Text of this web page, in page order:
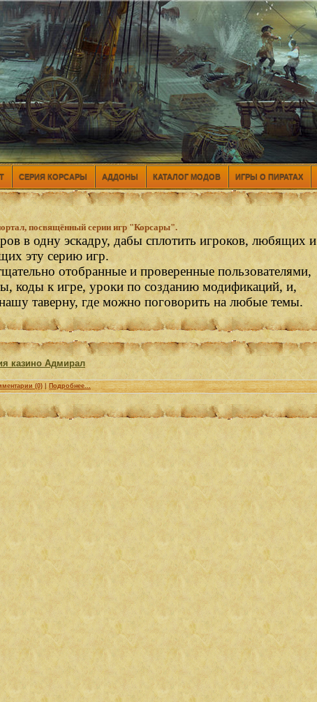
СЕРИЯ КОРСАРЫ АДДОНЫ КАТАЛОГ МОДОВ ИГРЫ О ПИРАТАХ
посвящённый серии игр "Корсары".
в одну эскадру, дабы сплотить игроков, любящих и
эту серию игр.
отобранные и проверенные пользователями,
коды к игре, уроки по созданию модификаций, и,
таверну, где можно поговорить на любые темы.
казино Адмирал
(0)| Подробнее...